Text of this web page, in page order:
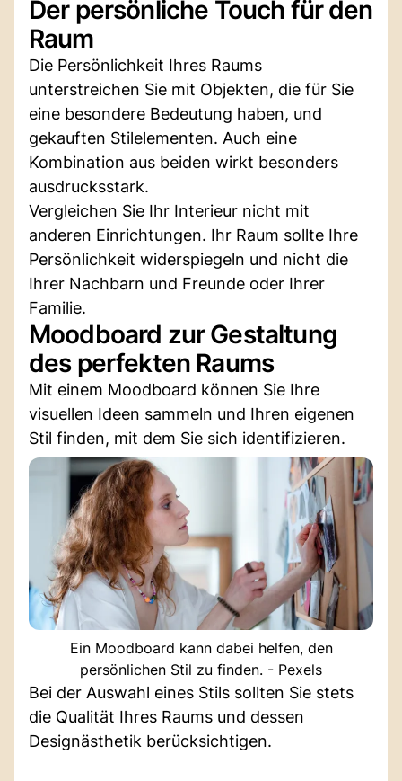
Der persönliche Touch für den
Raum
Die Persönlichkeit Ihres Raums
unterstreichen Sie mit Objekten, die für Sie
eine besondere Bedeutung haben, und
gekauften Stilelementen. Auch eine
Kombination aus beiden wirkt besonders
ausdrucksstark.
Vergleichen Sie Ihr Interieur nicht mit
anderen Einrichtungen. Ihr Raum sollte Ihre
Persönlichkeit widerspiegeln und nicht die
Ihrer Nachbarn und Freunde oder Ihrer
Familie.
Moodboard zur Gestaltung
des perfekten Raums
Mit einem Moodboard können Sie Ihre
visuellen Ideen sammeln und Ihren eigenen
Stil finden, mit dem Sie sich identifizieren.
Ein Moodboard kann dabei helfen, den
persönlichen Stil zu finden. - Pexels
Bei der Auswahl eines Stils sollten Sie stets
die Qualität Ihres Raums und dessen
Designästhetik berücksichtigen.